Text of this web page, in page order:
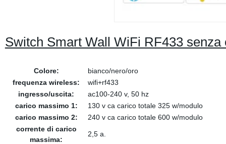
Switch Smart Wall WiFi RF433 senza
Colore:
bianco/nero/oro
frequenza wireless:
wifi+rf433
ingresso/uscita:
ac100-240 v, 50 hz
carico massimo 1:
130 v ca carico totale 325 w/modulo
carico massimo 2:
240 v ca carico totale 600 w/modulo
corrente di carico
massima:
2,5 a.